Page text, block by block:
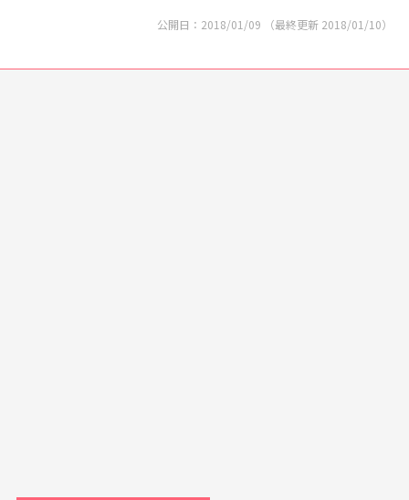
公開日： 2018/01/09 （最終更新 2018/01/10）